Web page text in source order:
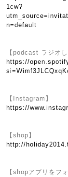
1cw?
n=default
【podcast ラジオし
https://
【Instagram】
https://
【shop】
http://
【shopアプリをフ